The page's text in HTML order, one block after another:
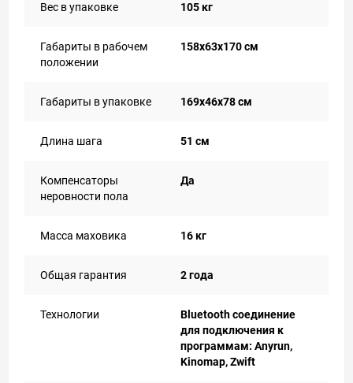
Вес в упаковке 105 кг
Габариты в рабочем
положении
158х63х170 cм
Габариты в упаковке 169х46х78 см
Длина шага 51 см
Компенсаторы
неровности пола
Да
Масса маховика 16 кг
Общая гарантия 2 года
Технологии
Bluetooth соединение
для подключения к
программам: Anyrun,
Kinomap, Zwift